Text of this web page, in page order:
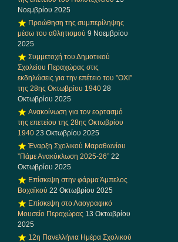
Νοεμβρίου 2025
Προώθηση της συμπερίληψης
μέσω του αθλητισμού 9 Νοεμβρίου
2025
Συμμετοχή του Δημοτικού
Σχολείου Περαχώρας στις
εκδηλώσεις για την επέτειο του ”ΟΧΙ”
της 28ης Οκτωβρίου 1940 28
Οκτωβρίου 2025
Ανακοίνωση για τον εορτασμό
της επετείου της 28ης Οκτωβρίου
1940 23 Οκτωβρίου 2025
Έναρξη Σχολικού Μαραθωνίου
”Πάμε Ανακύκλωση 2025-26” 22
Οκτωβρίου 2025
Επίσκεψη στην φάρμα Άμπελος
Βοχαϊκού 22 Οκτωβρίου 2025
Επίσκεψη στο Λαογραφικό
Μουσείο Περαχώρας 13 Οκτωβρίου
2025
12η Πανελλήνια Ημέρα Σχολικού